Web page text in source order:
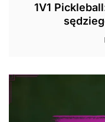
1V1